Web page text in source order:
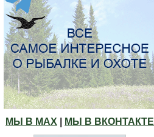
МЫ В МАХ МЫ В ВКОНТАКТЕ